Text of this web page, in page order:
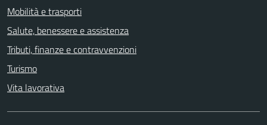
Mobilità e trasporti
Salute, benessere e assistenza
Tributi, finanze e contravvenzioni
Turismo
Vita lavorativa